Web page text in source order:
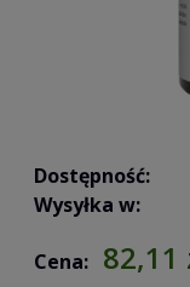
Dostępność:
Wysyłka w:
Cena: 82,11